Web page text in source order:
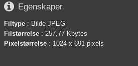
 Egenskaper
Filtype : Bilde JPEG
Filstørrelse : 257,77 Kbytes
Pixelstørrelse : 1024 x 691 pixels